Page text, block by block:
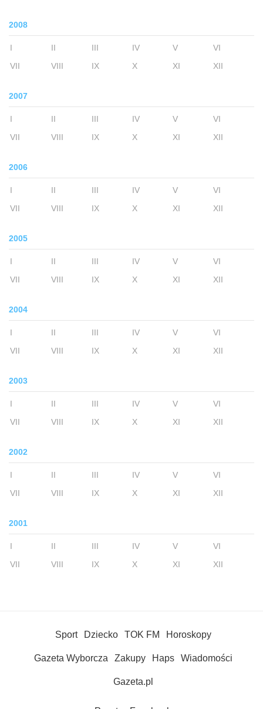
2008
I II III IV V
VI
VII
VIII IX X XI XII
2007
I II III IV V
VI
VII
VIII IX X XI XII
2006
I II III IV V
VI
VII
VIII IX X XI XII
2005
I II III IV V
VI
VII
VIII IX X XI XII
2004
I II III IV V
VI
VII
VIII IX X XI XII
2003
I II III IV V
VI
VII
VIII IX X XI XII
2002
I II III IV V
VI
VII
VIII IX X XI XII
2001
I II III IV V
VI
VII
VIII IX X XI XII
Sport Dziecko TOK FM Horoskopy
Gazeta Wyborcza Zakupy Haps Wiadomości
Gazeta.pl